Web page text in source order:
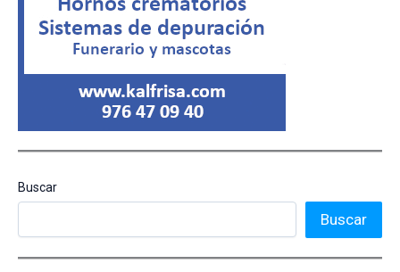
Buscar
Buscar